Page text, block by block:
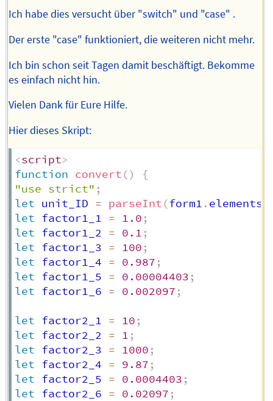
Ich habe dies versucht über "switch" und "case" .
Der erste "case" funktioniert, die weiteren nicht mehr.
Ich bin schon seit Tagen damit beschäftigt. Bekomme
es einfach nicht hin.
Vielen Dank für Eure Hilfe.
Hier dieses Skript:
<script>
function convert ()
{
"use strict" ;
let unit_ID = parseInt (form1 . elements
let factor1_1 = 1.0 ;
let factor1_2 = 0.1 ;
let factor1_3 = 100 ;
let factor1_4 = 0.987 ;
let factor1_5 = 0.00004403 ;
let factor1_6 = 0.002097 ;
let factor2_1 = 10 ;
let factor2_2 = 1 ;
let factor2_3 = 1000 ;
let factor2_4 = 9.87 ;
let factor2_5 = 0.0004403 ;
let factor2_6 = 0.02097 ;